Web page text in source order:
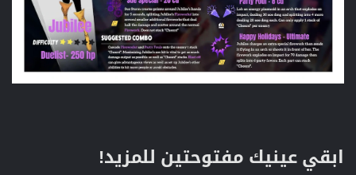
ابقي عينيك مفتوحتين للمزيد!​